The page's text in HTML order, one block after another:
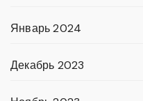
Январь 2024
Декабрь 2023